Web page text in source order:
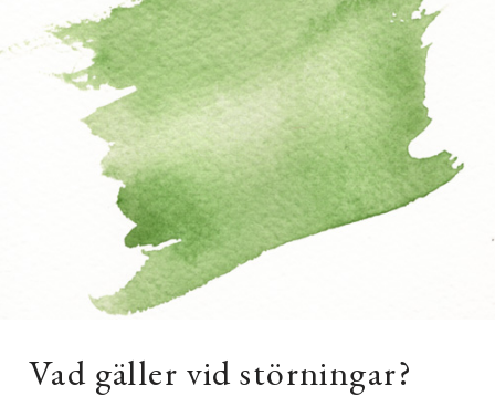
Vad gäller vid störningar?